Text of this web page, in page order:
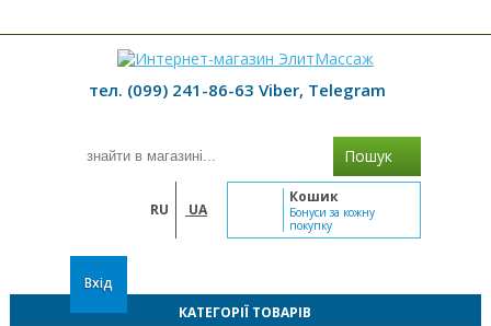
тел. (099) 241-86-63 Viber, Telegram
Пошук
RU UA
Кошик
Бонуси за кожну
покупку
Вхід
КАТЕГОРІЇ ТОВАРІВ